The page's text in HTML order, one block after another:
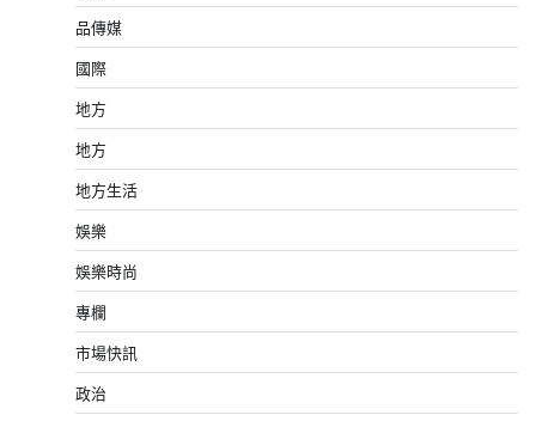
品傳媒
國際
地方
地方
地方生活
娛樂
娛樂時尚
專欄
市場快訊
政治